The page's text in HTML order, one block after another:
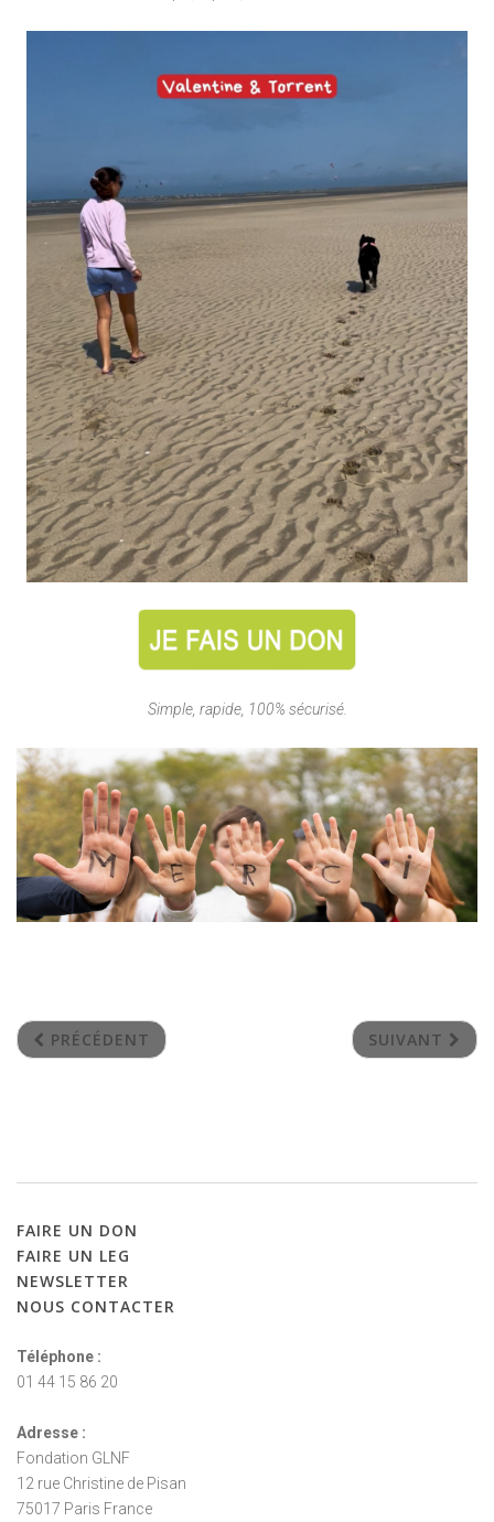
Simple, rapide, 100% sécurisé.
PRÉCÉDENT SUIVANT
FAIRE UN DON
FAIRE UN LEG
NEWSLETTER
NOUS CONTACTER
Téléphone :
01 44 15 86 20
Adresse :
Fondation GLNF
12 rue Christine de Pisan
75017 Paris France